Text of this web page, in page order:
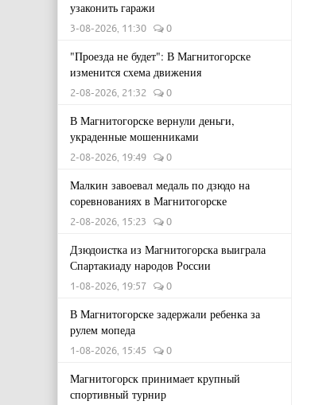
узаконить гаражи
3-08-2026, 11:30 0
"Проезда не будет": В Магнитогорске
изменится схема движения
2-08-2026, 21:32 0
В Магнитогорске вернули деньги,
украденные мошенниками
2-08-2026, 19:49 0
Малкин завоевал медаль по дзюдо на
соревнованиях в Магнитогорске
2-08-2026, 15:23 0
Дзюдоистка из Магнитогорска выиграла
Спартакиаду народов России
1-08-2026, 19:57 0
В Магнитогорске задержали ребенка за
рулем мопеда
1-08-2026, 15:45 0
Магнитогорск принимает крупный
спортивный турнир